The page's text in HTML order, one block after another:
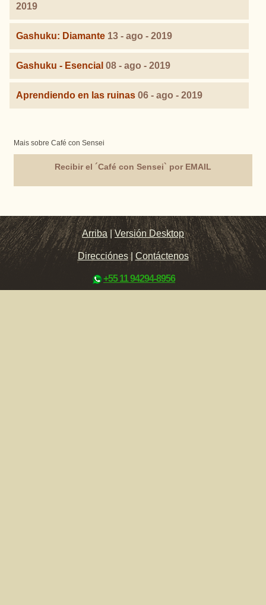
2019
Gashuku: Diamante 13 - ago - 2019
Gashuku - Esencial 08 - ago - 2019
Aprendiendo en las ruinas 06 - ago - 2019
Mais sobre Café con Sensei
Recibir el ´Café con Sensei` por EMAIL
Arriba |Versión Desktop
Direcciónes| Contáctenos
+55 11 94294-8956